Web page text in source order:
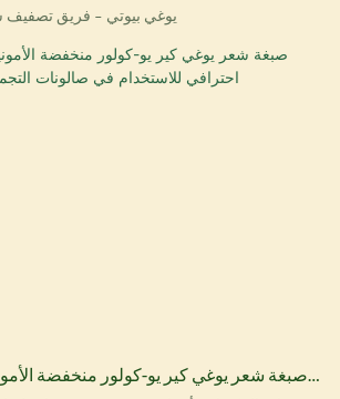
يوغي بيوتي - فريق
صبغة شعر يوغي كير يو-كولور منخفضة